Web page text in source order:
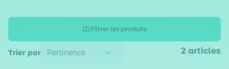
Filtrer les produits
Trier par 2 articles